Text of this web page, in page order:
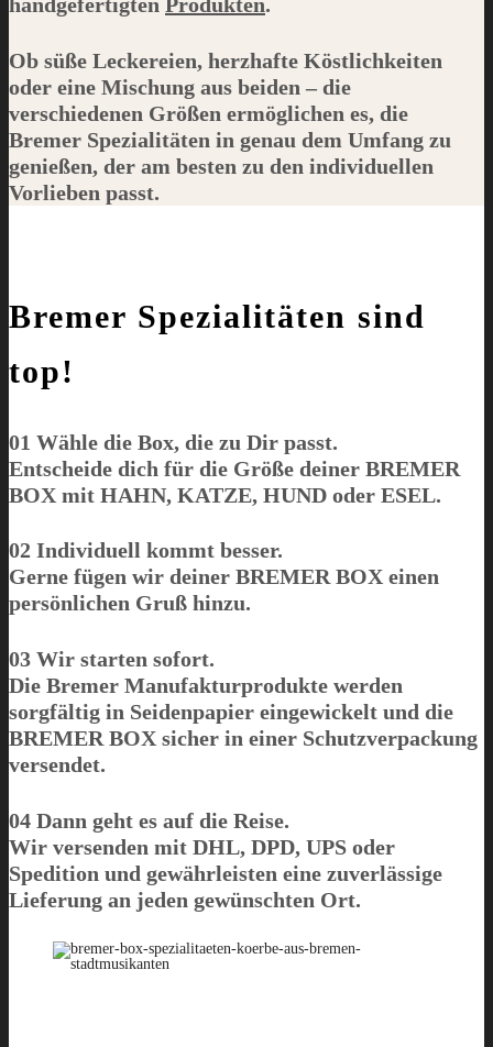
Ob süße Leckereien, herzhafte Köstlichkeiten
oder eine Mischung aus beiden – die
verschiedenen Größen ermöglichen es, die
Bremer Spezialitäten in genau dem Umfang zu
genießen, der am besten zu den individuellen
Vorlieben passt.
Bremer Spezialitäten sind
top!
01 Wähle die Box, die zu Dir passt.
Entscheide dich für die Größe deiner BREMER
BOX mit HAHN, KATZE, HUND oder ESEL.
02 Individuell kommt besser.
Gerne fügen wir deiner BREMER BOX einen
persönlichen Gruß hinzu.
03 Wir starten sofort.
Die Bremer Manufakturprodukte werden
sorgfältig in Seidenpapier eingewickelt und die
BREMER BOX sicher in einer Schutzverpackung
versendet.
04 Dann geht es auf die Reise.
Wir versenden mit DHL, DPD, UPS oder
Spedition und gewährleisten eine zuverlässige
Lieferung an jeden gewünschten Ort.